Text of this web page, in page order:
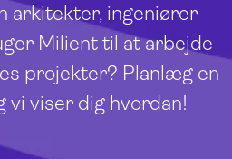
arkitekter, ingeniører
Milient til at arbejde
projekter? Planlæg en
vi viser dig hvordan!